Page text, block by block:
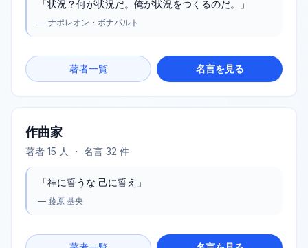
「状況？何が状況だ。俺が状況をつくるのだ。 」
— ナポレオン・ボナパルト
著者一覧 名言を見る
作曲家
著者 15 人 ・ 名言 32 件
「神に誓うな 己に誓え 」
— 藤原 基央